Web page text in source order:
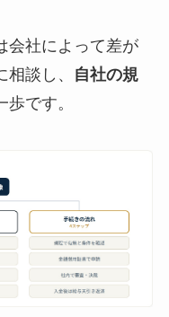
会社によって差が
談し、
自社の規
歩です。